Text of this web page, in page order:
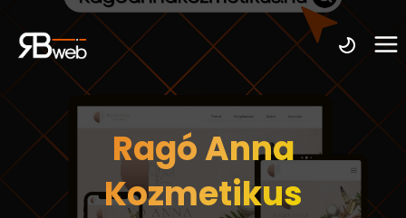
Ragó Anna
Kozmetikus